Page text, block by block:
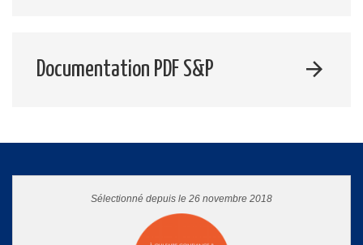
Documentation PDF S&P
Sélectionné depuis le 26 novembre 2018